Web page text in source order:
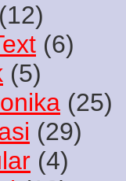
(12)
(6)
(5)
(25)
(29)
(4)